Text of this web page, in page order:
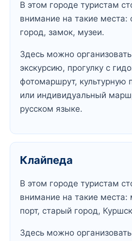
В этом городе туристам
внимание на такие места:
город, замок, музеи.
Здесь можно
экскурсию, прогулку с
фотомаршрут, культурную
или индивидуальный
русском языке.
Клайпеда
В этом городе туристам
внимание на такие места:
порт, старый город,
Здесь можно